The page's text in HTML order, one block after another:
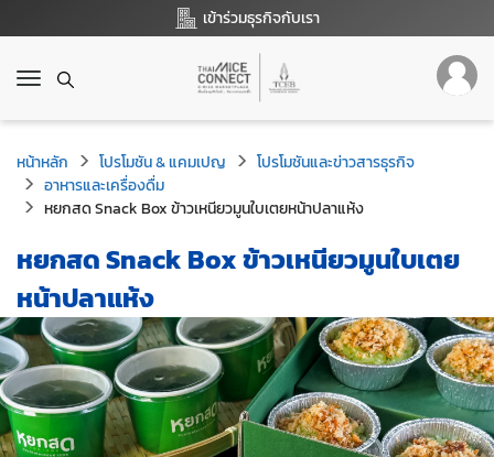
เข้าร่วมธุรกิจกับเรา
T
g
g
l
e
n
v
i
g
a
t
i
o
หน้าหลัก โปรโมชัน & แคมเปญ
โปรโมชันและข่าวสารธุรกิจ
อาหารและเครื่องดื่ม
หยกสด Snack Box ข้าวเหนียวมูนใบเตยหน้าปลาแห้ง
หยกสด Snack Box ข้าวเหนียวมูนใบเตย
หน้าปลาแห้ง